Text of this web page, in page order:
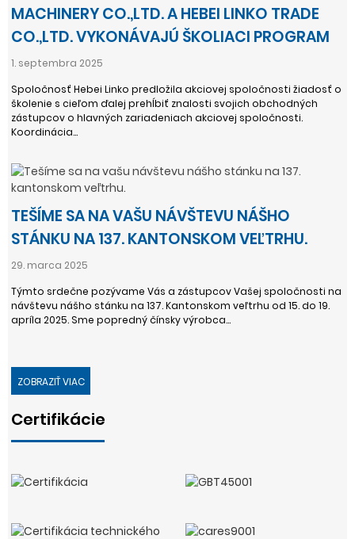
MACHINERY CO.,LTD. A HEBEI LINKO TRADE
CO.,LTD. VYKONÁVAJÚ ŠKOLIACI PROGRAM
1. septembra 2025
Spoločnosť Hebei Linko predložila akciovej spoločnosti žiadosť o
školenie s cieľom ďalej prehĺbiť znalosti svojich obchodných
zástupcov o hlavných zariadeniach akciovej spoločnosti.
Koordinácia...
TEŠÍME SA NA VAŠU NÁVŠTEVU NÁŠHO
STÁNKU NA 137. KANTONSKOM VEĽTRHU.
29. marca 2025
Týmto srdečne pozývame Vás a zástupcov Vašej spoločnosti na
návštevu nášho stánku na 137. Kantonskom veľtrhu od 15. do 19.
apríla 2025. Sme popredný čínsky výrobca...
ZOBRAZIŤ VIAC
Certifikácie